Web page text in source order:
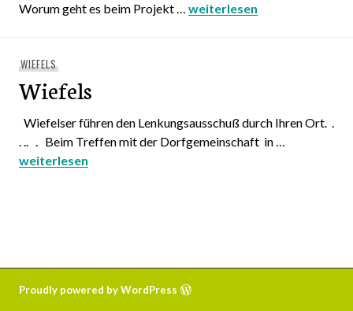
Worum geht es beim Projekt … Broschüre für das
weiterlesen
WIEFELS
Wiefels
Wiefelser führen den Lenkungsausschuß durch Ihren Ort. .
. .. . Beim Treffen mit der Dorfgemeinschaft in …
Wiefels
weiterlesen
Proudly powered by WordPress